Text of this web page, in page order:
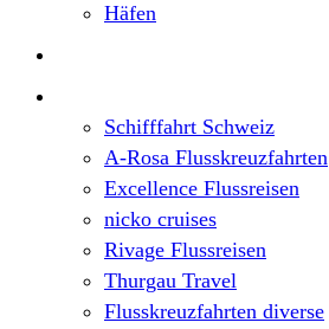
Häfen
Schifffahrt Schweiz
A-Rosa Flusskreuzfahrten
Excellence Flussreisen
nicko cruises
Rivage Flussreisen
Thurgau Travel
Flusskreuzfahrten diverse